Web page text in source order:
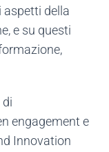
aspetti della
e su questi
di
engagement e
Innovation